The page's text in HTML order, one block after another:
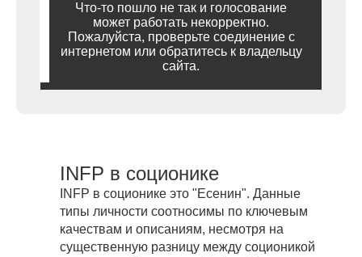
Что-то пошло не так и голосование
может работать некорректно.
Пожалуйста, проверьте соединение с
интернетом или обратитесь к владельцу
сайта.
INFP в соционике
INFP в соционике это "Есенин". Данные
типы личности соотносимы по ключевым
качествам и описаниям, несмотря на
существенную разницу между соционикой